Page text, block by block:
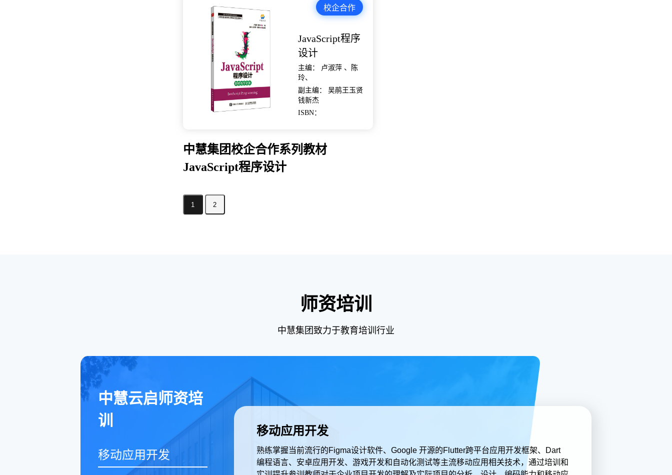
校企合作
JavaScript程序
设计
主编： 卢淑萍 、陈
玲、
副主编： 吴鹃王玉贤
钱新杰
ISBN：
中慧集团校企合作系列教材
JavaScript程序设计
1 2
师资培训
中慧集团致力于教育培训行业
中慧云启师资培
训
移动应用开发
移动应用开发
熟练掌握当前流行的Figma设计软件、Google 开源的Flutter跨平台应用开发框架、Dart
编程语言、安卓应用开发、游戏开发和自动化测试等主流移动应用相关技术，通过培训和